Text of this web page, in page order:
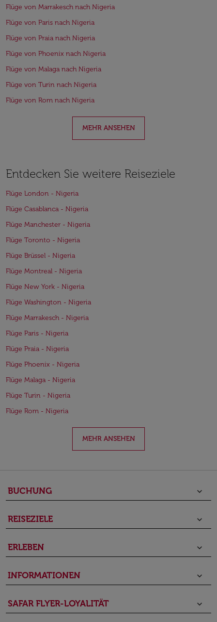
Flüge von Marrakesch nach Nigeria
Flüge von Paris nach Nigeria
Flüge von Praia nach Nigeria
Flüge von Phoenix nach Nigeria
Flüge von Malaga nach Nigeria
Flüge von Turin nach Nigeria
Flüge von Rom nach Nigeria
MEHR ANSEHEN
Entdecken Sie weitere Reiseziele
Flüge London - Nigeria
Flüge Casablanca - Nigeria
Flüge Manchester - Nigeria
Flüge Toronto - Nigeria
Flüge Brüssel - Nigeria
Flüge Montreal - Nigeria
Flüge New York - Nigeria
Flüge Washington - Nigeria
Flüge Marrakesch - Nigeria
Flüge Paris - Nigeria
Flüge Praia - Nigeria
Flüge Phoenix - Nigeria
Flüge Malaga - Nigeria
Flüge Turin - Nigeria
Flüge Rom - Nigeria
MEHR ANSEHEN
BUCHUNG keyboard_arrow_down
REISEZIELE keyboard_arrow_down
ERLEBEN keyboard_arrow_down
INFORMATIONEN keyboard_arrow_down
SAFAR FLYER-LOYALITÄT keyboard_arrow_down